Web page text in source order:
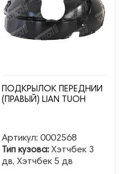
ПОДКРЫЛОК ПЕРЕДНИЙ
(ПРАВЫЙ) LIAN TUOH
Артикул: 0002568
Тип кузова: Хэтчбек 3
дв, Хэтчбек 5 дв